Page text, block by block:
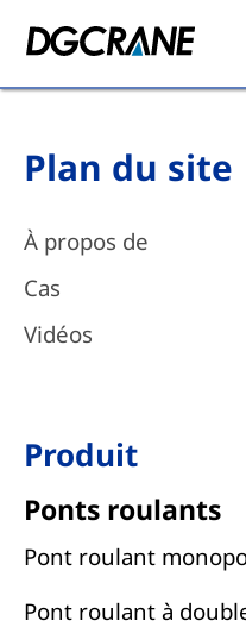
Plan du site
À propos de
Cas
Vidéos
Produit
Ponts roulants
Pont roulant
Pont roulant à